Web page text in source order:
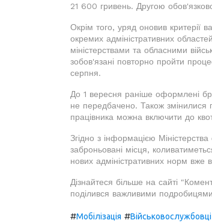
21 600 гривень. Другою
Окрім того, уряд оновив критерії
окремих адміністративних
міністерствами та обласними
зобов'язані повторно пройти
серпня.
До 1 вересня раніше оформлені
не передбачено. Також змінилися
працівника можна включити до
Згідно з інформацією Міністерства
заброньовані місця,
нових адміністративних норм вже
Дізнайтеся більше на сайті
поділився важливими
#Мобілізація #Військовослужбовці